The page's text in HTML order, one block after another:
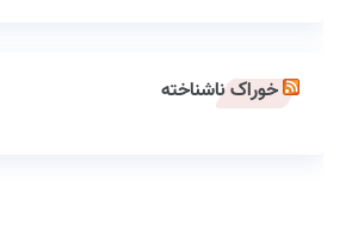
خوراک ناشناخته